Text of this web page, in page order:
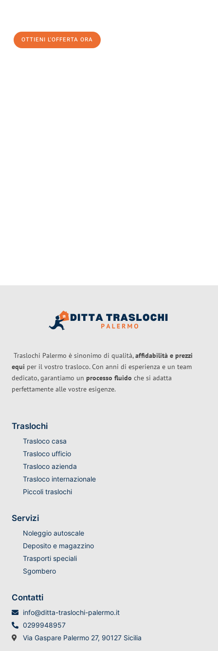
OTTIENI L'OFFERTA ORA
Traslochi Palermo è sinonimo di qualità,affidabilità e prezzi
equi per il vostro trasloco. Con anni di esperienza e un team
dedicato, garantiamo un processo fluido che si adatta
perfettamente alle vostre esigenze.
Traslochi
Trasloco casa
Trasloco ufficio
Trasloco azienda
Trasloco internazionale
Piccoli traslochi
Servizi
Noleggio autoscale
Deposito e magazzino
Trasporti speciali
Sgombero
Contatti
info@ditta-traslochi-palermo.it
0299948957
Via Gaspare Palermo 27, 90127 Sicilia